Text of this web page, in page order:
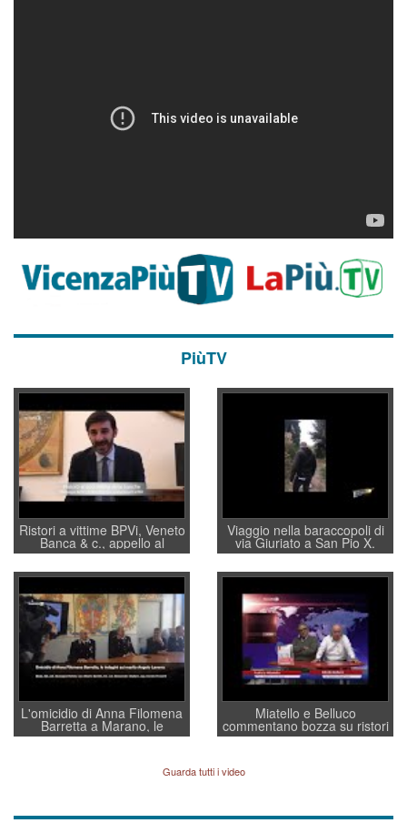
PiùTV
Ristori a vittime BPVi, Veneto
Banca & c., appello al
sottosegretario Alessio
Villarosa: per mettere ordine
convochi con Di Maio CNCU
a supporto della cabina di
regia al Mef
Viaggio nella baraccopoli di
via Giuriato a San Pio X.
Vicenza ai Vicentini: “faremo
un regalo di Natale ai
residenti”
L'omicidio di Anna Filomena
Barretta a Marano, le
indagini dei carabinieri di
Lavarra: più avvincenti di
quelle di... Barbara D'Urso
Miatello e Belluco
commentano bozza su ristori
BPVi e Veneto Banca
Guarda tutti i video